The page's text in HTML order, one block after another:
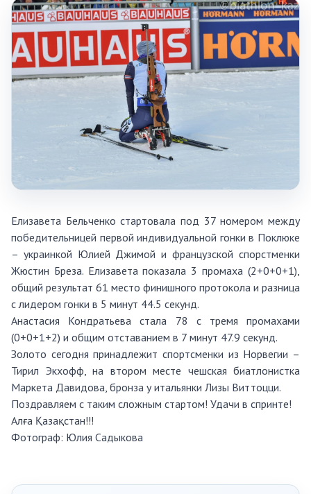
Елизавета Бельченко стартовала под 37 номером между
победительницей первой индивидуальной гонки в Поклюке
– украинкой Юлией Джимой и французской спорстменки
Жюстин Бреза. Елизавета показала 3 промаха (2+0+0+1),
общий результат 61 место финишного протокола и разница
с лидером гонки в 5 минут 44.5 секунд.
Анастасия Кондратьева стала 78 с тремя промахами
(0+0+1+2) и общим отставанием в 7 минут 47.9 секунд.
Золото сегодня принадлежит спортсменки из Норвегии –
Тирил Экхофф, на втором месте чешская биатлонистка
Маркета Давидова, бронза у итальянки Лизы Виттоцци.
Поздравляем с таким сложным стартом! Удачи в спринте!
Алға Қазақстан!!!
Фотограф: Юлия Садыкова